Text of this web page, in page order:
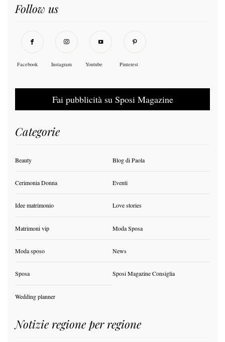
Follow us
Facebook Instagram Youtube Pinterest
Fai pubblicità su Sposi Magazine
Categorie
Beauty Blog di Paola
Cerimonia Donna Eventi
Idee matrimonio Love stories
Matrimoni vip Moda Sposa
Moda sposo News
Sposa Sposi Magazine Consiglia
Wedding planner
Notizie regione per regione